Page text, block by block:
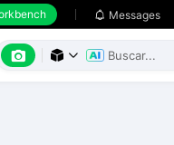
 Messages
  